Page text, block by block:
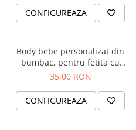
CONFIGUREAZA
Body bebe personalizat din
bumbac, pentru fetita cu
nume si unicorn, cadou
35,00 RON
CONFIGUREAZA